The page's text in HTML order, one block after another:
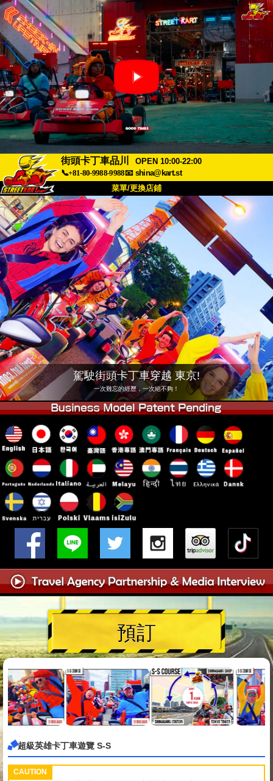
街頭卡丁車品川
OPEN 10:00-22:00
📞+81-80-9988-9988📧 shina@kart.st
菜單/更換店鋪
關於 規格 價格
交通方式 顧客聲音 常見問題
公司 預訂
更換店鋪
東京 品川 #1 東京 秋葉原 #1
東京 秋葉原 #2 東京 澀谷
東京 澀谷附店 東京灣
東京 淺草 大阪
沖繩
駕駛街頭卡丁車穿越 東京!
一次難忘的經歷，一次絕不夠！
預訂
超級英雄卡丁車遊覽 S-S
CAUTION